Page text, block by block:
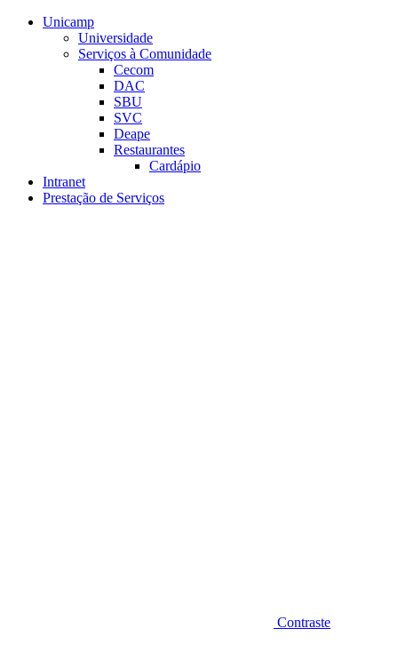
Conteúdo principal
Unicamp
Universidade
Serviços à Comunidade
Cecom
DAC
SBU
SVC
Deape
Restaurantes
Cardápio
Intranet
Prestação de Serviços
Contraste